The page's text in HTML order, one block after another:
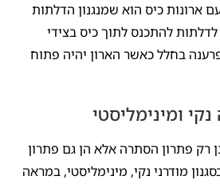
ארונות כיס הוא שמנגנון הדלתות
להתכנס לתוך כיס בצידי
בחלל כאשר הארון יהיה פתוח
ומינימליסטי
רק פתרון הסתרה אלא הן גם פתרון
מודרני נקי, מינימליסטי, במראה